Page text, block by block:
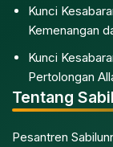
Kunci
Kemenangan
Kunci
Pertolongan
Tentang
Pesantren